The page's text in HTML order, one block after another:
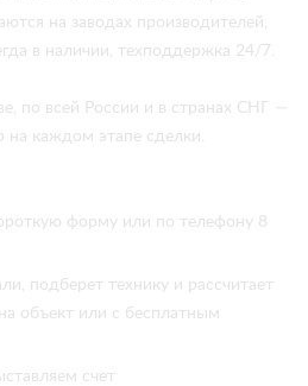
на заводах производителей,
в наличии, техподдержка 24/7.
по всей России и в странах СНГ —
каждом этапе сделки.
форму или по телефону 8
подберет технику и рассчитает
объект или с бесплатным
счет